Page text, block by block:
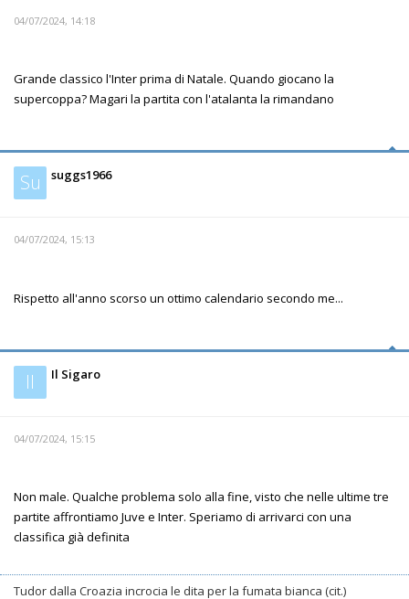
04/07/2024, 14:18
Grande classico l'Inter prima di Natale. Quando giocano la
supercoppa? Magari la partita con l'atalanta la rimandano
Su suggs1966
04/07/2024, 15:13
Rispetto all'anno scorso un ottimo calendario secondo me...
Il Il Sigaro
04/07/2024, 15:15
Non male. Qualche problema solo alla fine, visto che nelle ultime tre
partite affrontiamo Juve e Inter. Speriamo di arrivarci con una
classifica già definita
Tudor dalla Croazia incrocia le dita per la fumata bianca (cit.)